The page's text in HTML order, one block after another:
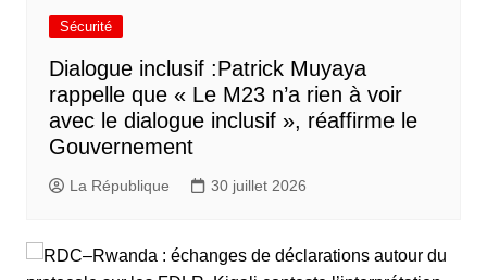
Sécurité
Dialogue inclusif :Patrick Muyaya
rappelle que « Le M23 n’a rien à voir
avec le dialogue inclusif », réaffirme le
Gouvernement
La République 30 juillet 2026